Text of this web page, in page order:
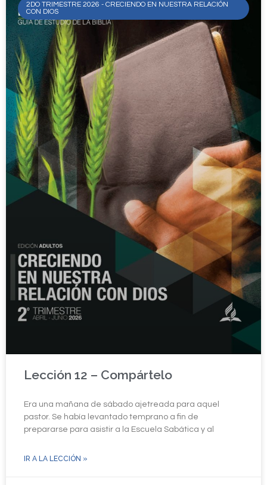
2DO TRIMESTRE 2026 - CRECIENDO EN NUESTRA RELACIÓN
CON DIOS
Lección 12 – Compártelo
Era una mañana de sábado ajetreada para aquel
pastor. Se había levantado temprano a fin de
prepararse para asistir a la Escuela Sabática y al
IR A LA LECCIÓN »